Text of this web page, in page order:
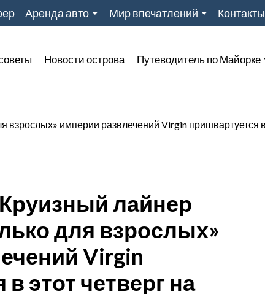
Аренда авто Мир впечатлений Контакты
Новости острова Путеводитель по Майорке
лайнер
для взрослых»
Virgin
этот четверг на